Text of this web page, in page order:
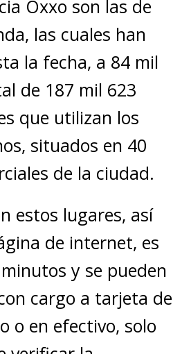
Oxxo son las de
las cuales han
la fecha, a 84 mil
de 187 mil 623
que utilizan los
situados en 40
de la ciudad.
estos lugares, así
de internet, es
y se pueden
cargo a tarjeta de
o en efectivo, solo